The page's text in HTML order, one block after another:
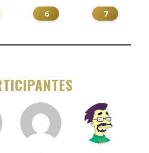
6 7